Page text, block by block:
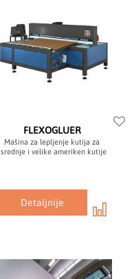
FLEXOGLUER
Mašina za lepljenje kutija za
srednje i velike ameriken kutije
Detaljnije